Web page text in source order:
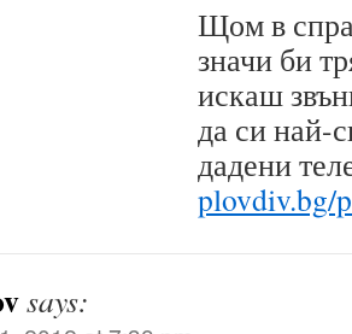
Щом в
значи би
искаш
да си най-
дадени
plovdiv.bg/
says: